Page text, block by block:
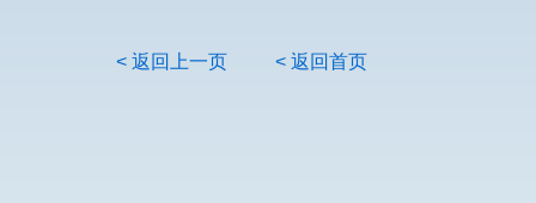
< 返回上一页 < 返回首页